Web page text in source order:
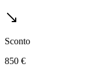
Sconto
850 €